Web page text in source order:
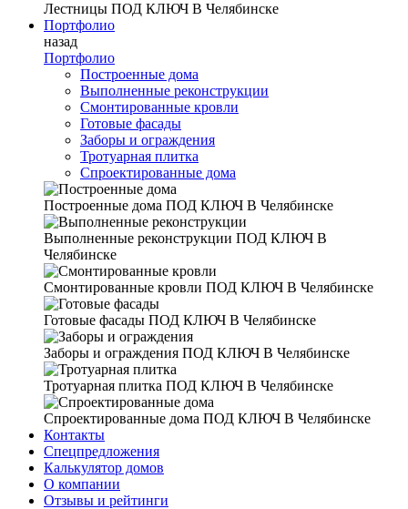
Лестницы ПОД КЛЮЧ В Челябинске
Портфолио
назад
Портфолио
Построенные дома
Выполненные реконструкции
Смонтированные кровли
Готовые фасады
Заборы и ограждения
Тротуарная плитка
Спроектированные дома
Построенные дома ПОД КЛЮЧ В Челябинске
Выполненные реконструкции ПОД КЛЮЧ В
Челябинске
Смонтированные кровли ПОД КЛЮЧ В Челябинске
Готовые фасады ПОД КЛЮЧ В Челябинске
Заборы и ограждения ПОД КЛЮЧ В Челябинске
Тротуарная плитка ПОД КЛЮЧ В Челябинске
Спроектированные дома ПОД КЛЮЧ В Челябинске
Контакты
Спецпредложения
Калькулятор домов
О компании
Отзывы и рейтинги